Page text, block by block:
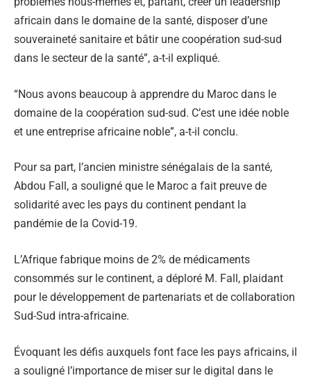
africain dans le domaine de la santé, disposer d’une
souveraineté sanitaire et bâtir une coopération sud-sud
dans le secteur de la santé”, a-t-il expliqué.
“Nous avons beaucoup à apprendre du Maroc dans le
domaine de la coopération sud-sud. C’est une idée noble
et une entreprise africaine noble”, a-t-il conclu.
Pour sa part, l’ancien ministre sénégalais de la santé,
Abdou Fall, a souligné que le Maroc a fait preuve de
solidarité avec les pays du continent pendant la
pandémie de la Covid-19.
L’Afrique fabrique moins de 2% de médicaments
consommés sur le continent, a déploré M. Fall, plaidant
pour le développement de partenariats et de collaboration
Sud-Sud intra-africaine.
Évoquant les défis auxquels font face les pays africains, il
a souligné l’importance de miser sur le digital dans le